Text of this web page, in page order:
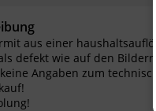
aus einer
defekt wie auf den Bildern
Angaben zum